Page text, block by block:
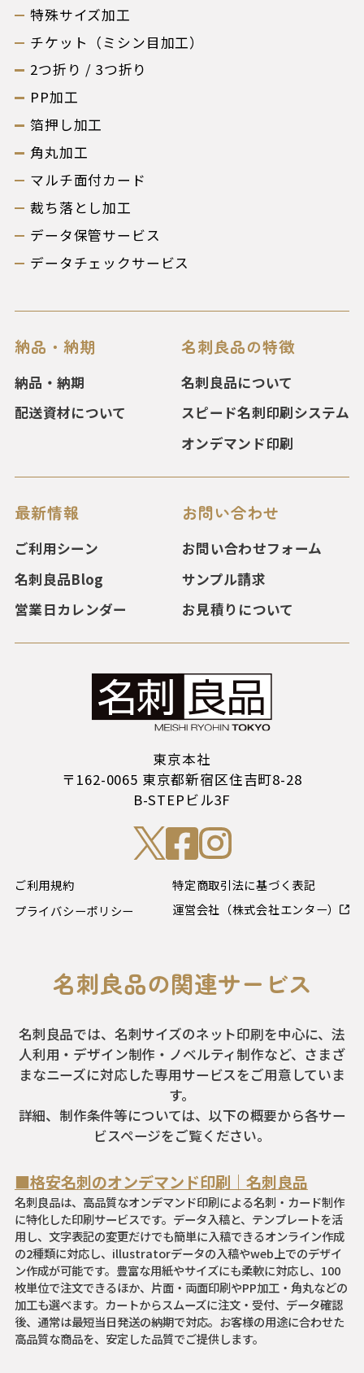
東京本社
〒162-0065 東京都新宿区住吉町8-28
B-STEPビル3F
ご利用規約
プライバシーポリシー
特定商取引法に基づく表記
運営会社（株式会社エンター）
特殊サイズ加工
チケット（ミシン目加工）
2つ折り / 3つ折り
PP加工
箔押し加工
角丸加工
マルチ面付カード
裁ち落とし加工
データ保管サービス
データチェックサービス
納品・納期
納品・納期
配送資材について
名刺良品の特徴
名刺良品について
スピード名刺印刷システム
オンデマンド印刷
最新情報
ご利用シーン
名刺良品Blog
営業日カレンダー
お問い合わせ
お問い合わせフォーム
サンプル請求
お見積りについて
名刺良品の関連サービス
名刺良品では、名刺サイズのネット印刷を中心に、法
人利用・デザイン制作・ノベルティ制作など、さまざ
まなニーズに対応した専用サービスをご用意していま
す。
詳細、制作条件等については、以下の概要から各サー
ビスページをご覧ください。
■格安名刺のオンデマンド印刷｜名刺良品
名刺良品は、高品質なオンデマンド印刷による名刺・カード制作
に特化した印刷サービスです。データ入稿と、テンプレートを活
用し、文字表記の変更だけでも簡単に入稿できるオンライン作成
の2種類に対応し、illustratorデータの入稿やweb上でのデザイ
ン作成が可能です。豊富な用紙やサイズにも柔軟に対応し、100
枚単位で注文できるほか、片面・両面印刷やPP加工・角丸などの
加工も選べます。カートからスムーズに注文・受付、データ確認
後、通常は最短当日発送の納期で対応。お客様の用途に合わせた
高品質な商品を、安定した品質でご提供します。